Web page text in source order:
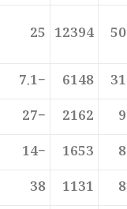
12394
25
6148
−7.1
2162
−27
1653
−14
1131
38